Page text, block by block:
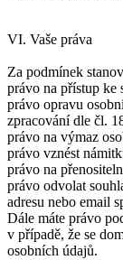
VI. Vaše práva
Za podmínek
právo na přístup ke
právo opravu
zpracování dle čl.
právo na výmaz
právo vznést
právo na
právo odvolat
adresu nebo email
Dále máte právo
v případě, že se
osobních údajů.